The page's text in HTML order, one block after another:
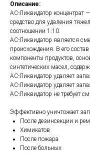
Описание:
АС-Ликвидатор концентрат
средство для удаления
соотношении 1:10.
АС-Ликвидатор является
происхождения. В его
компоненты продуктов,
синтетических масел,
АС-Ликвидатор удаляет
АС-Ликвидатор удаляет
АС-Ликвидатор не требует
Эффективно уничтожает
После дезинсекции и
Химикатов
После пожара
После больных